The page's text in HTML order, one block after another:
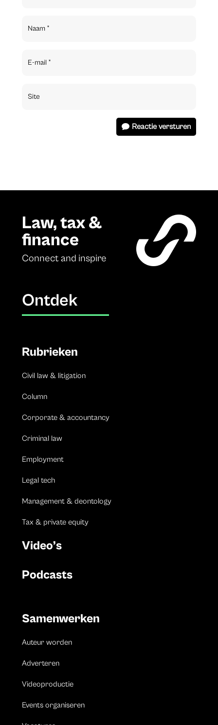
Reactie versturen
Law, tax &
finance
Connect and inspire
Ontdek
Rubrieken
Civil law & litigation
Column
Corporate & accountancy
Criminal law
Employment
Legal tech
Management & deontology
Tax & private equity
Video’s
Podcasts
Samenwerken
Auteur worden
Adverteren
Videoproductie
Events organiseren